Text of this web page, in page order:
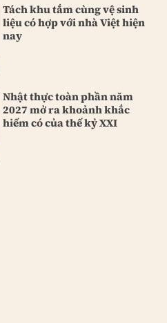
Tách khu tắm cùng vệ sinh
liệu có hợp với nhà Việt hiện
nay
Nhật thực toàn phần năm
2027 mở ra khoảnh khắc
hiếm có của thế kỷ XXI